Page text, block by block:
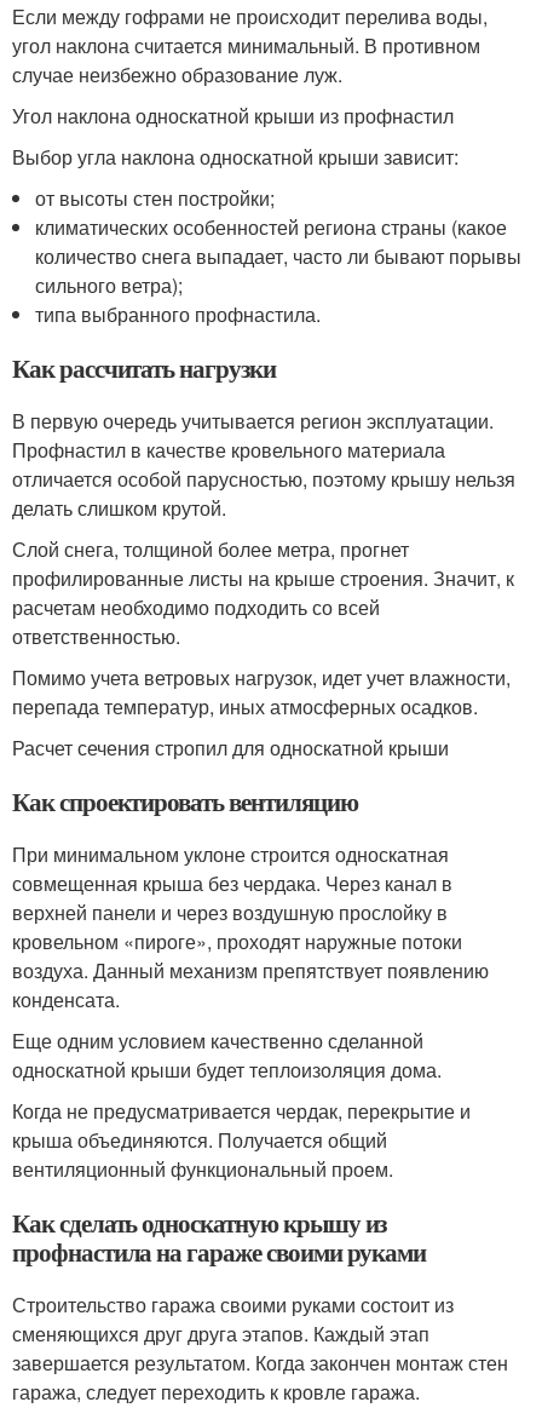
Если между гофрами не происходит перелива воды,
угол наклона считается минимальный. В противном
случае неизбежно образование луж.
Угол наклона односкатной крыши из профнастил
Выбор угла наклона односкатной крыши зависит:
от высоты стен постройки;
климатических особенностей региона страны (какое
количество снега выпадает, часто ли бывают порывы
сильного ветра);
типа выбранного профнастила.
Как рассчитать нагрузки
В первую очередь учитывается регион эксплуатации.
Профнастил в качестве кровельного материала
отличается особой парусностью, поэтому крышу нельзя
делать слишком крутой.
Слой снега, толщиной более метра, прогнет
профилированные листы на крыше строения. Значит, к
расчетам необходимо подходить со всей
ответственностью.
Помимо учета ветровых нагрузок, идет учет влажности,
перепада температур, иных атмосферных осадков.
Расчет сечения стропил для односкатной крыши
Как спроектировать вентиляцию
При минимальном уклоне строится односкатная
совмещенная крыша без чердака. Через канал в
верхней панели и через воздушную прослойку в
кровельном «пироге», проходят наружные потоки
воздуха. Данный механизм препятствует появлению
конденсата.
Еще одним условием качественно сделанной
односкатной крыши будет теплоизоляция дома.
Когда не предусматривается чердак, перекрытие и
крыша объединяются. Получается общий
вентиляционный функциональный проем.
Как сделать односкатную крышу из
профнастила на гараже своими руками
Строительство гаража своими руками состоит из
сменяющихся друг друга этапов. Каждый этап
завершается результатом. Когда закончен монтаж стен
гаража, следует переходить к кровле гаража.